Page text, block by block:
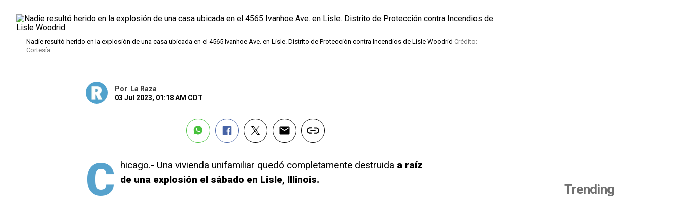
Nadie resultó herido en la explosión de una casa ubicada en el 4565 Ivanhoe Ave. en Lisle. Distrito de Protección contra Incendios de Lisle Woodrid Crédito:
Cortesía
Por
La Raza
03 Jul 2023, 01:18 AM CDT
C hicago.- Una vivienda unifamiliar quedó completamente destruida a raíz
de una explosión el sábado en Lisle, Illinois.
Trending